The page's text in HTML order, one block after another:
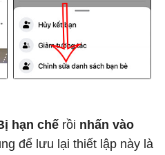
hạn chế rồi nhấn vào
để lưu lại thiết lập này là